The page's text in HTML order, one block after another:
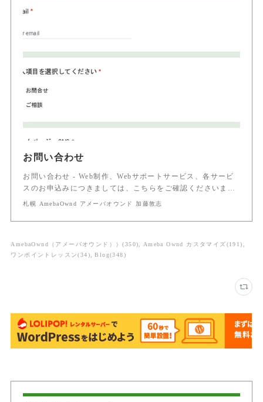
お問い合わせ
お問い合わせ - Web制作、Webサポートサービス、各サービ
スのお申込みにつきましては、こちらをご確認くださいま…
札幌 AmebaOwnd アメーバオウンド 加藤敦志
AmebaOwnd（アメーバオウンド））(350) Ameba Ownd カスタマイズ(191)
ワンポイントレッスン(34) Blog(348)